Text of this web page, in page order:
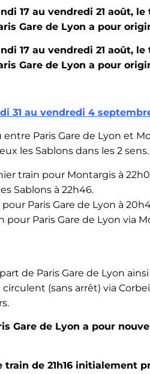
17 au vendredi 21 août, le
Gare de Lyon a pour
17 au vendredi 21 août, le
Gare de Lyon a pour
31 au vendredi 4
Paris Gare de Lyon et
les Sablons dans les 2 sens.
train pour Montargis à
Sablons à 22h46.
Paris Gare de Lyon à
Paris Gare de Lyon via
de Paris Gare de Lyon
(sans arrêt) via
Gare de Lyon a pour
de 21h16 initialement